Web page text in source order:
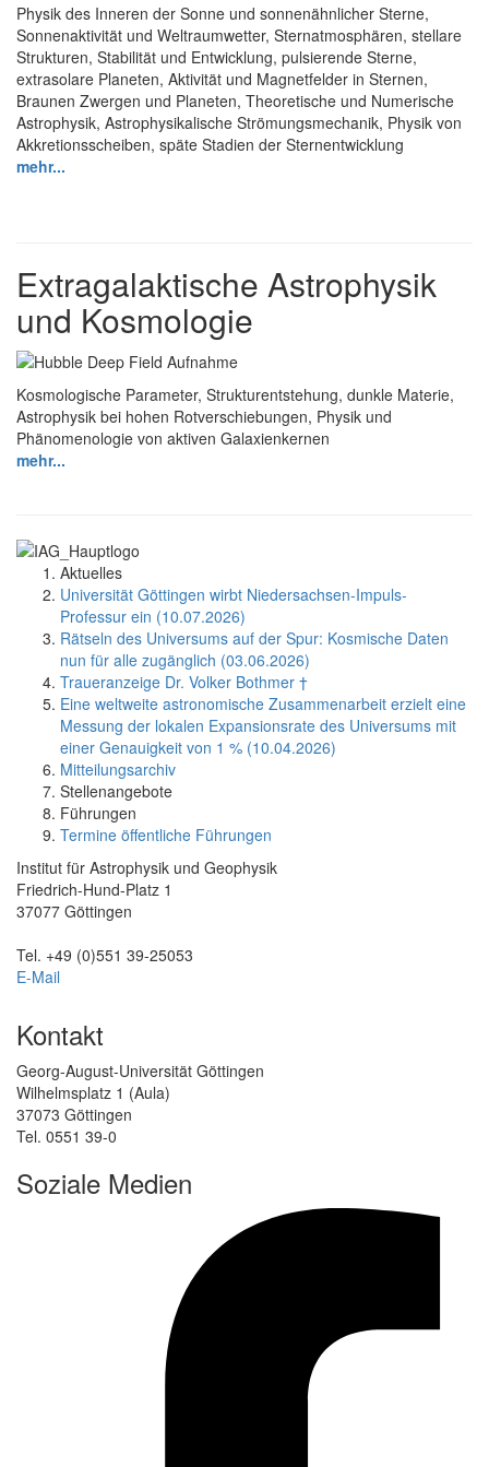
Physik des Inneren der Sonne und sonnenähnlicher Sterne,
Sonnenaktivität und Weltraumwetter, Sternatmosphären, stellare
Strukturen, Stabilität und Entwicklung, pulsierende Sterne,
extrasolare Planeten, Aktivität und Magnetfelder in Sternen,
Braunen Zwergen und Planeten, Theoretische und Numerische
Astrophysik, Astrophysikalische Strömungsmechanik, Physik von
Akkretionsscheiben, späte Stadien der Sternentwicklung
mehr...
Extragalaktische Astrophysik
und Kosmologie
Kosmologische Parameter, Strukturentstehung, dunkle Materie,
Astrophysik bei hohen Rotverschiebungen, Physik und
Phänomenologie von aktiven Galaxienkernen
mehr...
Aktuelles
Universität Göttingen wirbt Niedersachsen-Impuls-
Professur ein (10.07.2026)
Rätseln des Universums auf der Spur: Kosmische Daten
nun für alle zugänglich (03.06.2026)
Traueranzeige Dr. Volker Bothmer †
Eine weltweite astronomische Zusammenarbeit erzielt eine
Messung der lokalen Expansionsrate des Universums mit
einer Genauigkeit von 1 % (10.04.2026)
Mitteilungsarchiv
Stellenangebote
Führungen
Termine öffentliche Führungen
Institut für Astrophysik und Geophysik
Friedrich-Hund-Platz 1
37077 Göttingen
Tel. +49 (0)551 39-25053
E-Mail
Kontakt
Georg-August-Universität Göttingen
Wilhelmsplatz 1 (Aula)
37073 Göttingen
Tel. 0551 39-0
Soziale Medien